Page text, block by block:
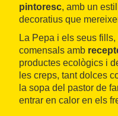
pintoresc, amb un
decoratius que
La Pepa i els seus
comensals amb
productes ecològics i
les creps, tant dolces
la sopa del pastor de
entrar en calor en els